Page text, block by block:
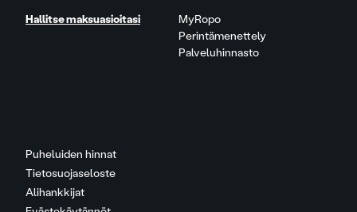
Puheluiden hinnat
Tietosuojaseloste
Alihankkijat
Hallitse maksuasioitasi
MyRopo
Perintämenettely
Palveluhinnasto